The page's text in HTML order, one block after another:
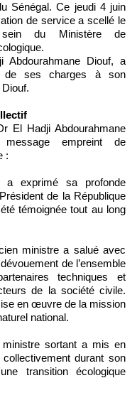
Sénégal. Ce jeudi 4 juin
de service a scellé le
du Ministère de
Diouf, a
de ses charges à son
El Hadji Abdourahmane
empreint de
:
a exprimé sa profonde
de la République
témoignée tout au long
ministre a salué avec
de l’ensemble
techniques et
de la société civile.
en œuvre de la mission
national.
sortant a mis en
durant son
transition écologique